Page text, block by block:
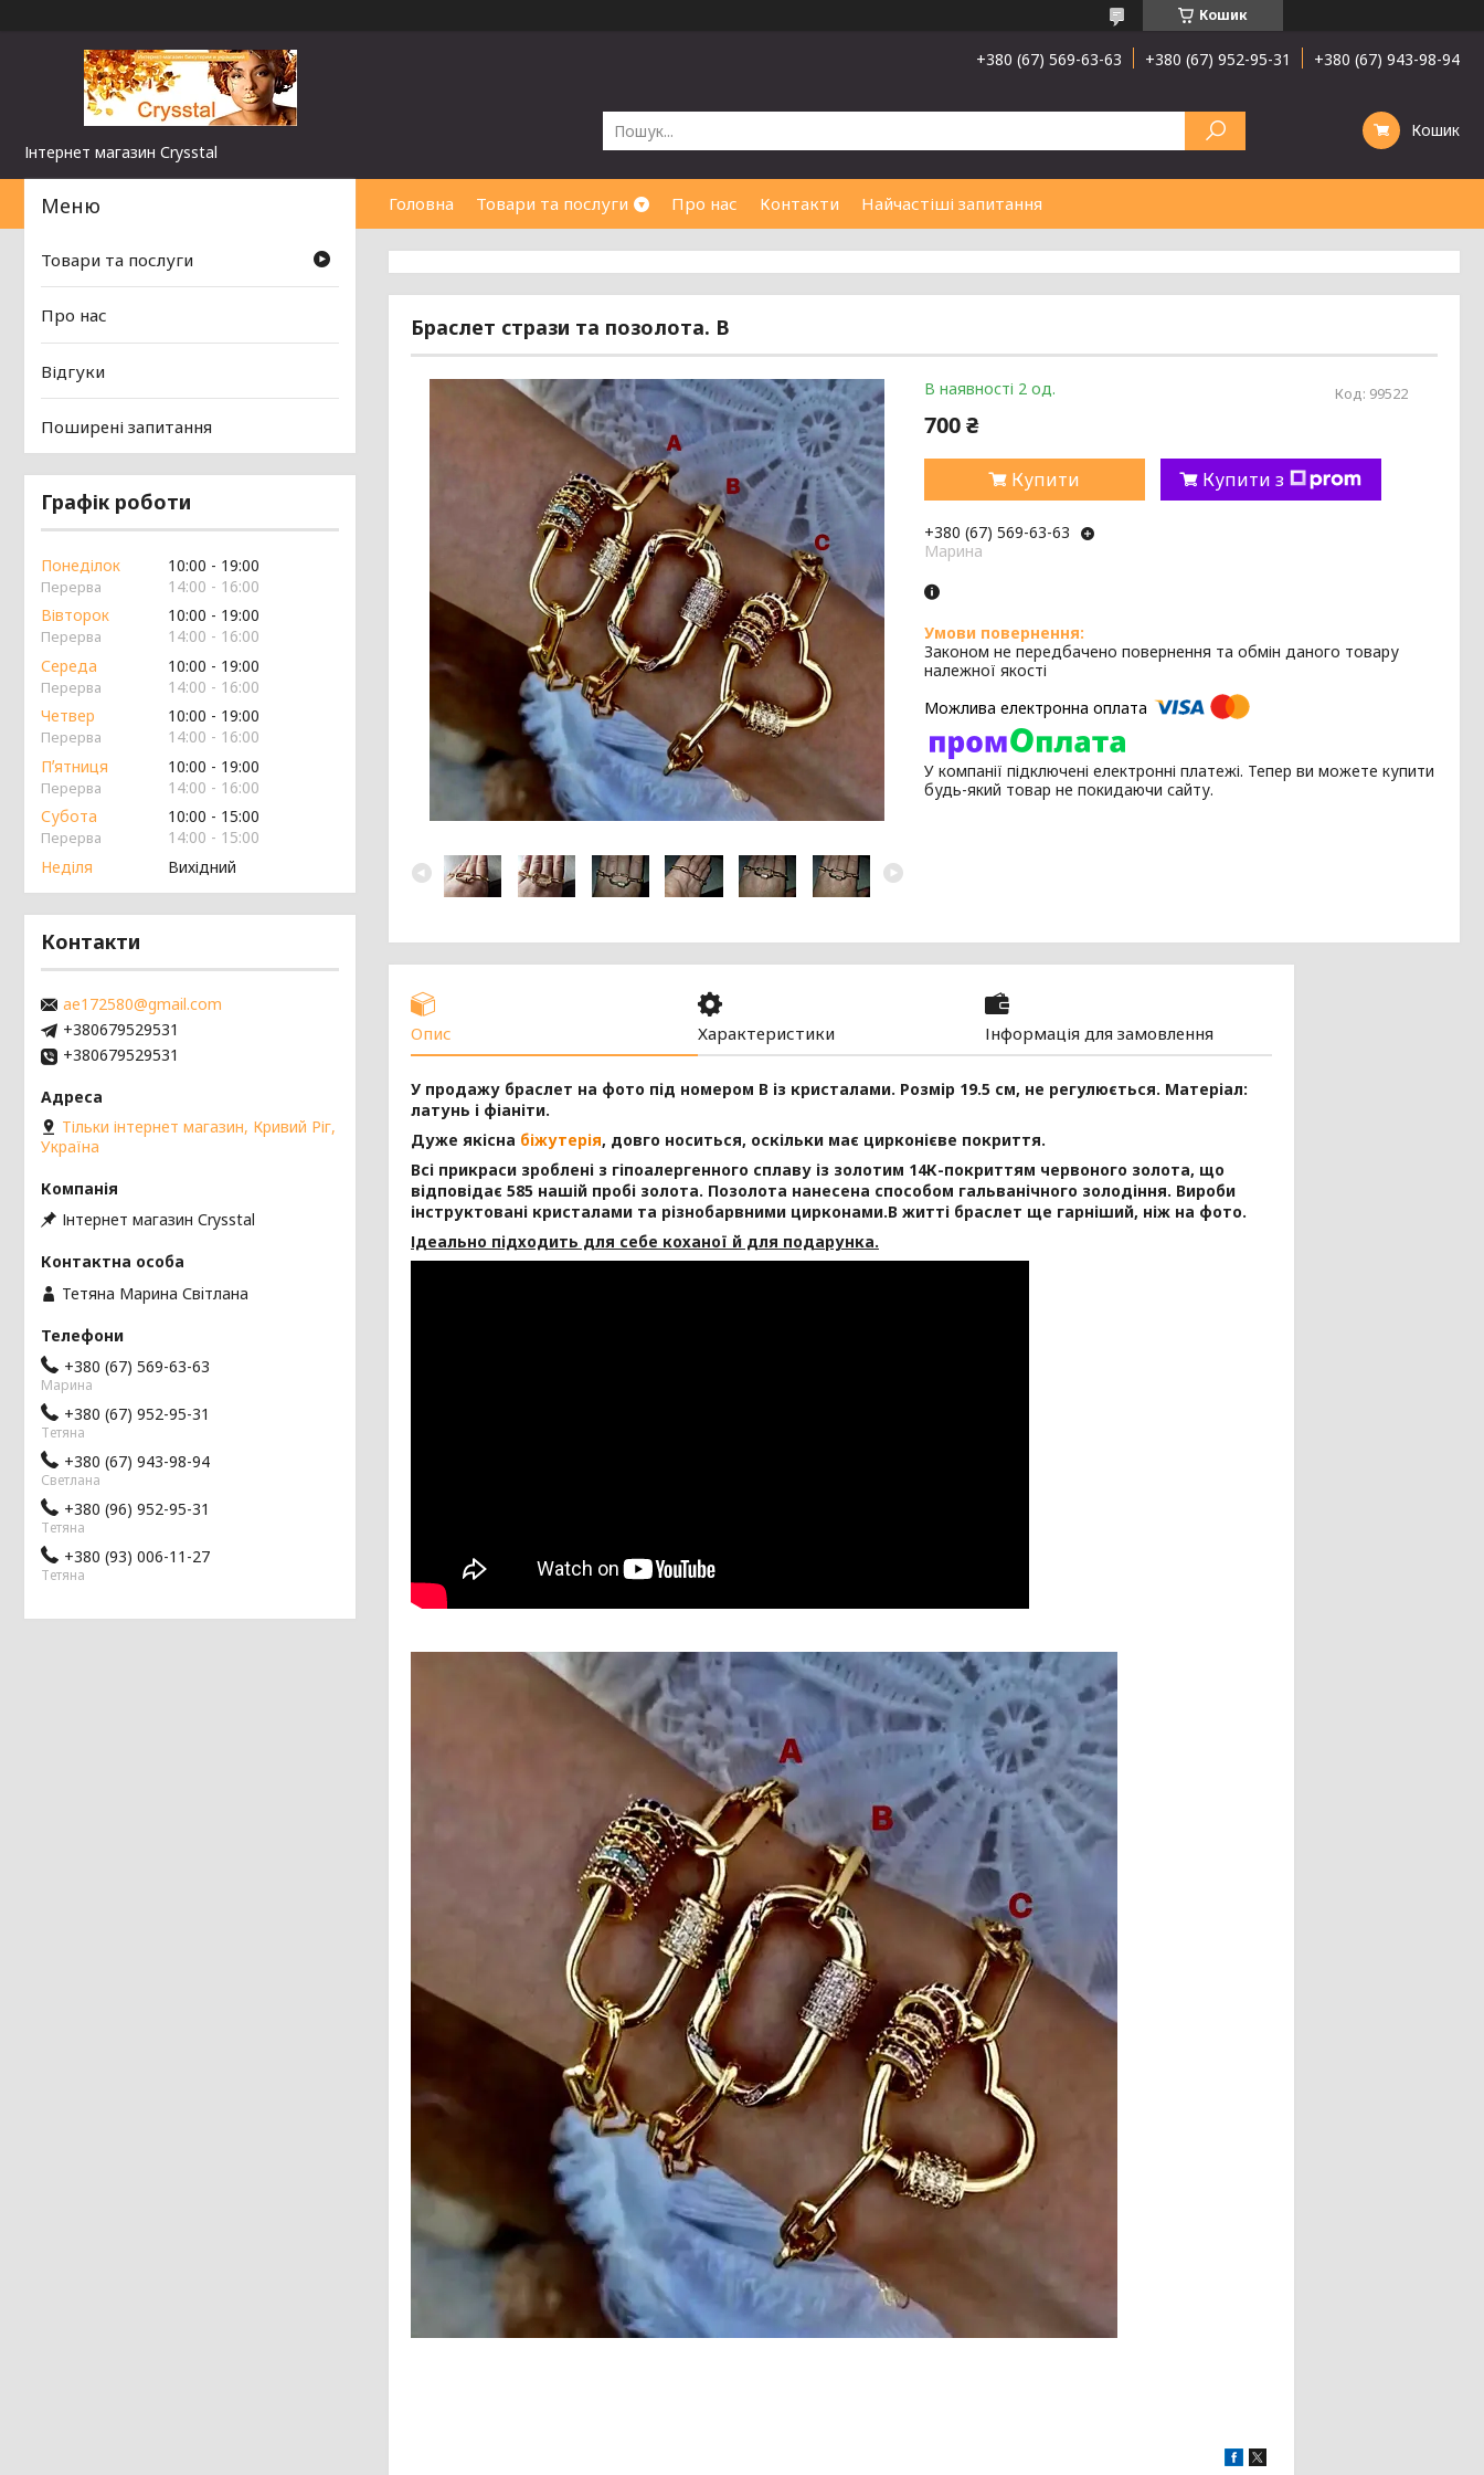
Кошик
Інтернет магазин Сrysstal
+380 (67) 569-63-63 +380 (67) 952-95-31 +380 (67) 943-98-94
Кошик
Головна Товари та послуги Про нас Контакти Найчастіші запитання
Браслет стрази та позолота. В
В наявності 2 од. Код: 99522
700 ₴
Купити Купити з
+380 (67) 569-63-63
Марина
Законом не передбачено повернення та обмін даного товару
належної якості
У компанії підключені електронні платежі. Тепер ви можете купити
будь-який товар не покидаючи сайту.
Опис Характеристики Інформація для замовлення
У продажу браслет на фото під номером В із кристалами. Розмір 19.5 см, не регулюється. Матеріал:
латунь і фіаніти.
Дуже якісна біжутерія, довго носиться, оскільки має цирконієве покриття.
Всі прикраси зроблені з гіпоалергенного сплаву із золотим 14К-покриттям червоного золота, що
відповідає 585 нашій пробі золота. Позолота нанесена способом гальванічного золодіння. Вироби
інструктовані кристалами та різнобарвними цирконами.В житті браслет ще гарніший, ніж на фото.
Ідеально підходить для себе коханої й для подарунка.
Товари та послуги
Про нас
Відгуки
Поширені запитання
Графік роботи
Понеділок 10:00
19:00
14:00
16:00
Вівторок
10:00
19:00
14:00
16:00
Середа
10:00
19:00
14:00
16:00
Четвер
10:00
19:00
14:00
16:00
Пʼятниця
10:00
19:00
14:00
16:00
Субота
10:00
15:00
14:00
15:00
Неділя
Вихідний
Контакти
ae172580@gmail.com
+380679529531
+380679529531
Тільки інтернет магазин, Кривий Ріг,
Україна
Інтернет магазин Сrysstal
Тетяна Марина Свiтлана
+380 (67) 569-63-63
Марина
+380 (67) 952-95-31
Тетяна
+380 (67) 943-98-94
Светлана
+380 (96) 952-95-31
Тетяна
+380 (93) 006-11-27
Тетяна